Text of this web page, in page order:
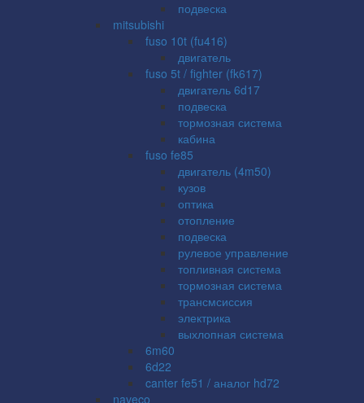
подвеска
mitsubishi
fuso 10t (fu416)
двигатель
fuso 5t / fighter (fk617)
двигатель 6d17
подвеска
тормозная система
кабина
fuso fe85
двигатель (4m50)
кузов
оптика
отопление
подвеска
рулевое управление
топливная система
тормозная система
трансмсиссия
электрика
выхлопная система
6m60
6d22
canter fe51 / аналог hd72
naveco